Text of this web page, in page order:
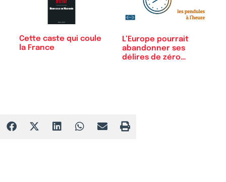
Cette caste qui coule
la France
L’Europe pourrait
abandonner ses
délires de zéro…